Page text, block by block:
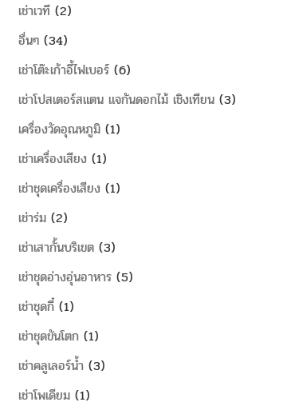
เช่าเวที 2
อื่นๆ 34
เช่าโต๊ะเก้าอี้ไฟเบอร์ 6
เช่าโปสเตอร์สแตน แจกันดอกไม้ เชิงเทียน 3
เครื่องวัดอุณหภูมิ 1
เช่าเครื่องเสียง 1
เช่าชุดเครื่องเสียง 1
เช่าร่ม 2
เช่าเสากั้นบริเขต 3
เช่าชุดอ่างอุ่นอาหาร 5
เช่าชุดกี๋ 1
เช่าชุดขันโตก 1
เช่าคลูเลอร์น้ำ 3
เช่าโพเดียม 1